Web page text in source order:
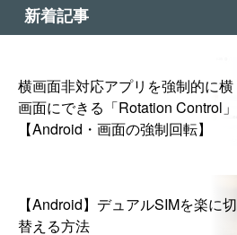
新着記事
横画面非対応アプリを強制的に横
画面にできる「Rotation Control」
【Android・画面の強制回転】
【Android】デュアルSIMを楽に切
替える方法